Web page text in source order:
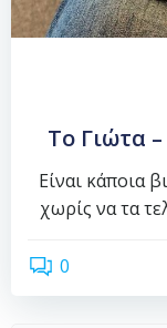
Το Γιώτα
Είναι κάποια
χωρίς να τα
0